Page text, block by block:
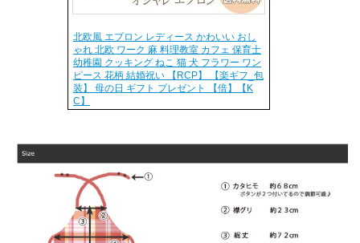
北欧風 エプロン レディース かわいい おし
ゃれ 北欧 ワーク 麻 料理教室 カフェ 保育士
幼稚園 クッキング ねこ 猫 犬 フラワー ワン
ピース 花柄 結婚祝い 【RCP】 【楽ギフ_包
装】 母の日 ギフト プレゼント 【倍】【K
C】